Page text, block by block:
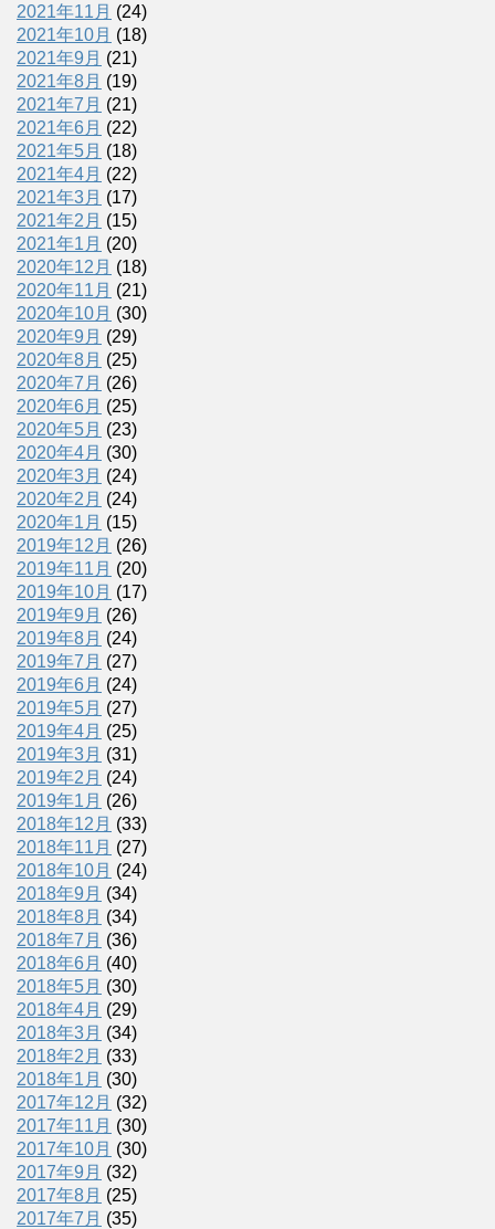
2021年11月 (24)
2021年10月 (18)
2021年9月 (21)
2021年8月 (19)
2021年7月 (21)
2021年6月 (22)
2021年5月 (18)
2021年4月 (22)
2021年3月 (17)
2021年2月 (15)
2021年1月 (20)
2020年12月 (18)
2020年11月 (21)
2020年10月 (30)
2020年9月 (29)
2020年8月 (25)
2020年7月 (26)
2020年6月 (25)
2020年5月 (23)
2020年4月 (30)
2020年3月 (24)
2020年2月 (24)
2020年1月 (15)
2019年12月 (26)
2019年11月 (20)
2019年10月 (17)
2019年9月 (26)
2019年8月 (24)
2019年7月 (27)
2019年6月 (24)
2019年5月 (27)
2019年4月 (25)
2019年3月 (31)
2019年2月 (24)
2019年1月 (26)
2018年12月 (33)
2018年11月 (27)
2018年10月 (24)
2018年9月 (34)
2018年8月 (34)
2018年7月 (36)
2018年6月 (40)
2018年5月 (30)
2018年4月 (29)
2018年3月 (34)
2018年2月 (33)
2018年1月 (30)
2017年12月 (32)
2017年11月 (30)
2017年10月 (30)
2017年9月 (32)
2017年8月 (25)
2017年7月 (35)